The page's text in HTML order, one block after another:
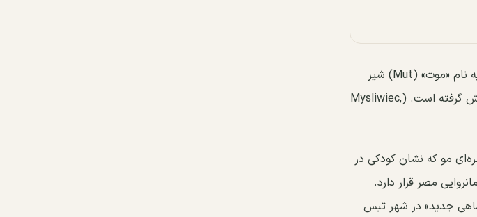
در صحنه بسیار مهم دیگر، داریوش که باز به صورت کوک تصویر شده از سینه الهه‌ای به نام «موت» (Mut) شیر
می‌نوشد و در تصویر مجاور آن، الهه‌ای دیگر، «آمائونت» (Amaunet) داریوش را در آغوش گرفته است. (Mysliwiec,
مو که نشان کودکی در
مصر قرار دارد.
جدید» در شهر تبس